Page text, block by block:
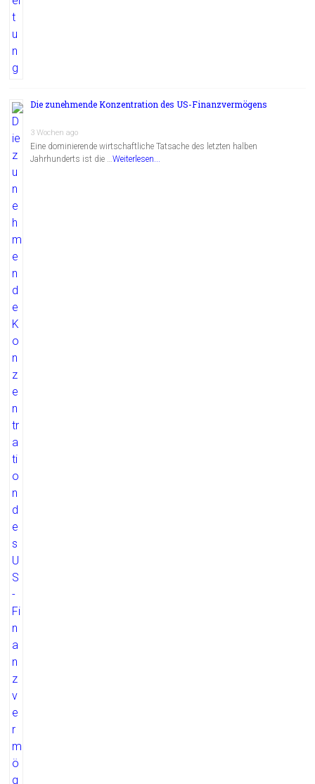
Die zunehmende Konzentration des US-Finanzvermögens
3 Wochen ago
Eine dominierende wirtschaftliche Tatsache des letzten halben
Jahrhunderts ist die …Weiterlesen...